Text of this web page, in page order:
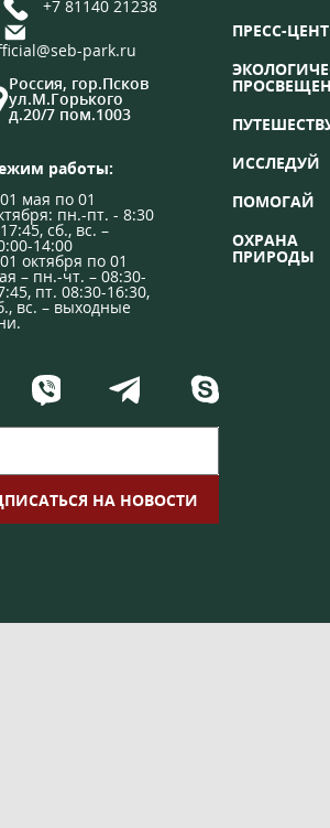
+7 81140 21238
park.ru
Россия, гор.Псков
ул.М.Горького
д.20/7 пом.1003
работы:
мая по 01
пн.-пт. - 8:30
сб., вс. –
14:00
октября по 01
– пн.-чт. – 08:30-
пт. 08:30-16:30,
вс. – выходные
ПРЕСС-
ИССЛЕДУЙ
ПОМОГАЙ
ОХРАНА
ПРИРОДЫ